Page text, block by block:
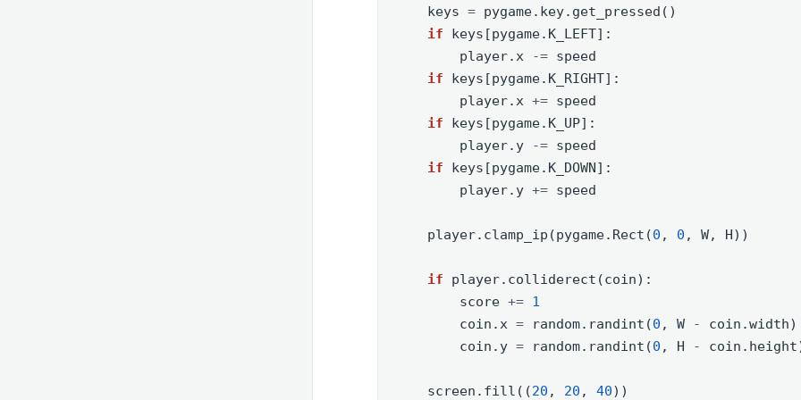
    keys
= pygame.key.get_pressed()
if keys[pygame.K_LEFT]:
        player.x
-= speed
if keys[pygame.K_RIGHT]:
        player.x
+= speed
if keys[pygame.K_UP]:
        player.y
-= speed
if keys[pygame.K_DOWN]:
        player.y
+= speed
    player.clamp_ip(pygame.Rect(
0 , 0 , W, H))
if player.colliderect(coin):
        score
+=
1
        coin.x
= random.randint(0 , W - coin.width)
        coin.y
= random.randint(0 , H -
    screen.fill((
20 , 20 , 40))